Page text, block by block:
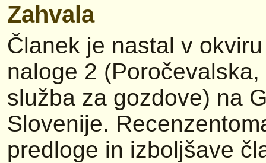
Zahvala
Članek je nastal v
naloge 2
služba za gozdove) na
Slovenije.
predloge in izboljšave